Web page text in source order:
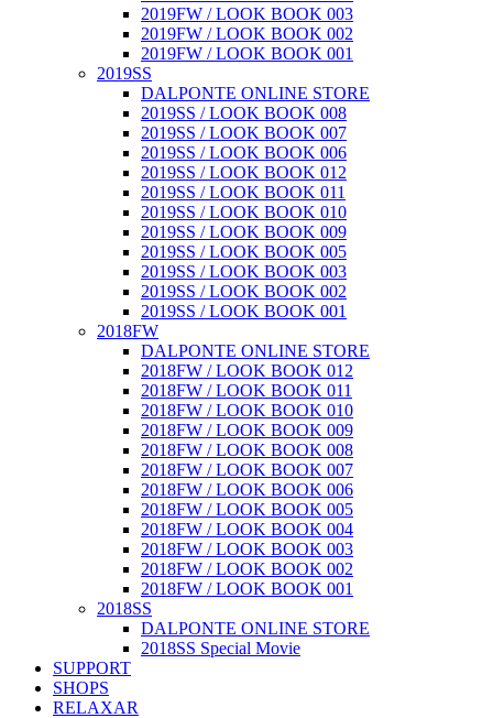
2019FW / LOOK BOOK 003
2019FW / LOOK BOOK 002
2019FW / LOOK BOOK 001
2019SS
DALPONTE ONLINE STORE
2019SS / LOOK BOOK 008
2019SS / LOOK BOOK 007
2019SS / LOOK BOOK 006
2019SS / LOOK BOOK 012
2019SS / LOOK BOOK 011
2019SS / LOOK BOOK 010
2019SS / LOOK BOOK 009
2019SS / LOOK BOOK 005
2019SS / LOOK BOOK 003
2019SS / LOOK BOOK 002
2019SS / LOOK BOOK 001
2018FW
DALPONTE ONLINE STORE
2018FW / LOOK BOOK 012
2018FW / LOOK BOOK 011
2018FW / LOOK BOOK 010
2018FW / LOOK BOOK 009
2018FW / LOOK BOOK 008
2018FW / LOOK BOOK 007
2018FW / LOOK BOOK 006
2018FW / LOOK BOOK 005
2018FW / LOOK BOOK 004
2018FW / LOOK BOOK 003
2018FW / LOOK BOOK 002
2018FW / LOOK BOOK 001
2018SS
DALPONTE ONLINE STORE
2018SS Special Movie
SUPPORT
SHOPS
RELAXAR